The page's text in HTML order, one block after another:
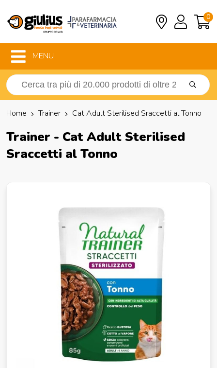
0
MENU
Home Trainer Cat Adult Sterilised Sraccetti al Tonno
Trainer - Cat Adult Sterilised
Sraccetti al Tonno